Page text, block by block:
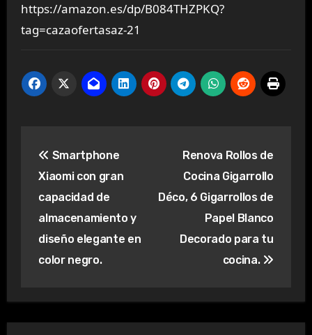
https://amazon.es/dp/B084THZPKQ?
tag=cazaofertasaz-21
de
entradas
Smartphone
Xiaomi con gran
capacidad de
almacenamiento y
diseño elegante en
color negro.
Renova Rollos de
Cocina Gigarrollo
Déco, 6 Gigarrollos de
Papel Blanco
Decorado para tu
cocina.